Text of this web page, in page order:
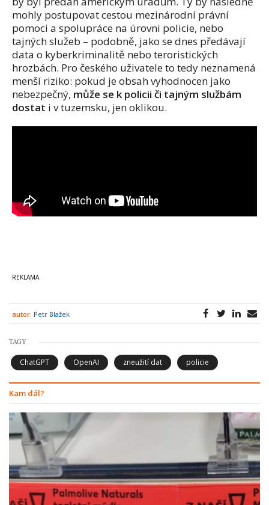
mohly postupovat cestou mezinárodní právní
pomoci a spolupráce na úrovni policie, nebo
tajných služeb – podobně, jako se dnes předávají
data o kyberkriminalitě nebo teroristických
hrozbách. Pro českého uživatele to tedy neznamená
menší riziko: pokud je obsah vyhodnocen jako
nebezpečný, může se k policii či tajným službám
dostat i v tuzemsku, jen oklikou.
autor: Petr Blažek
TAGY
ChatGPT OpenAI zneužití dat policie
Kam dál?